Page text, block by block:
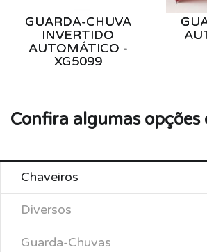
GUARDA-CHUVA
INVERTIDO
AUTOMÁTICO -
XG5099
Confira algumas opções
Chaveiros
Diversos
Guarda-Chuvas